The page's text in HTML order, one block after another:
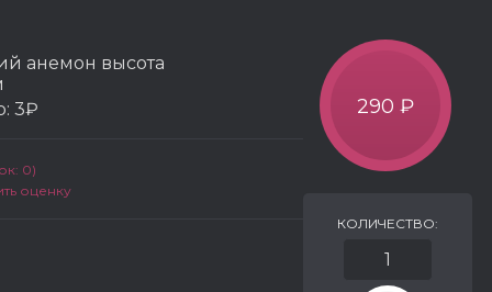
анемон высота
3₽
0)
оценку
290 ₽
КОЛИЧЕСТВО: